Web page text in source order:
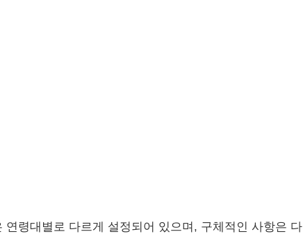
연령대별로 다르게 설정되어 있으며, 구체적인 사항은 다